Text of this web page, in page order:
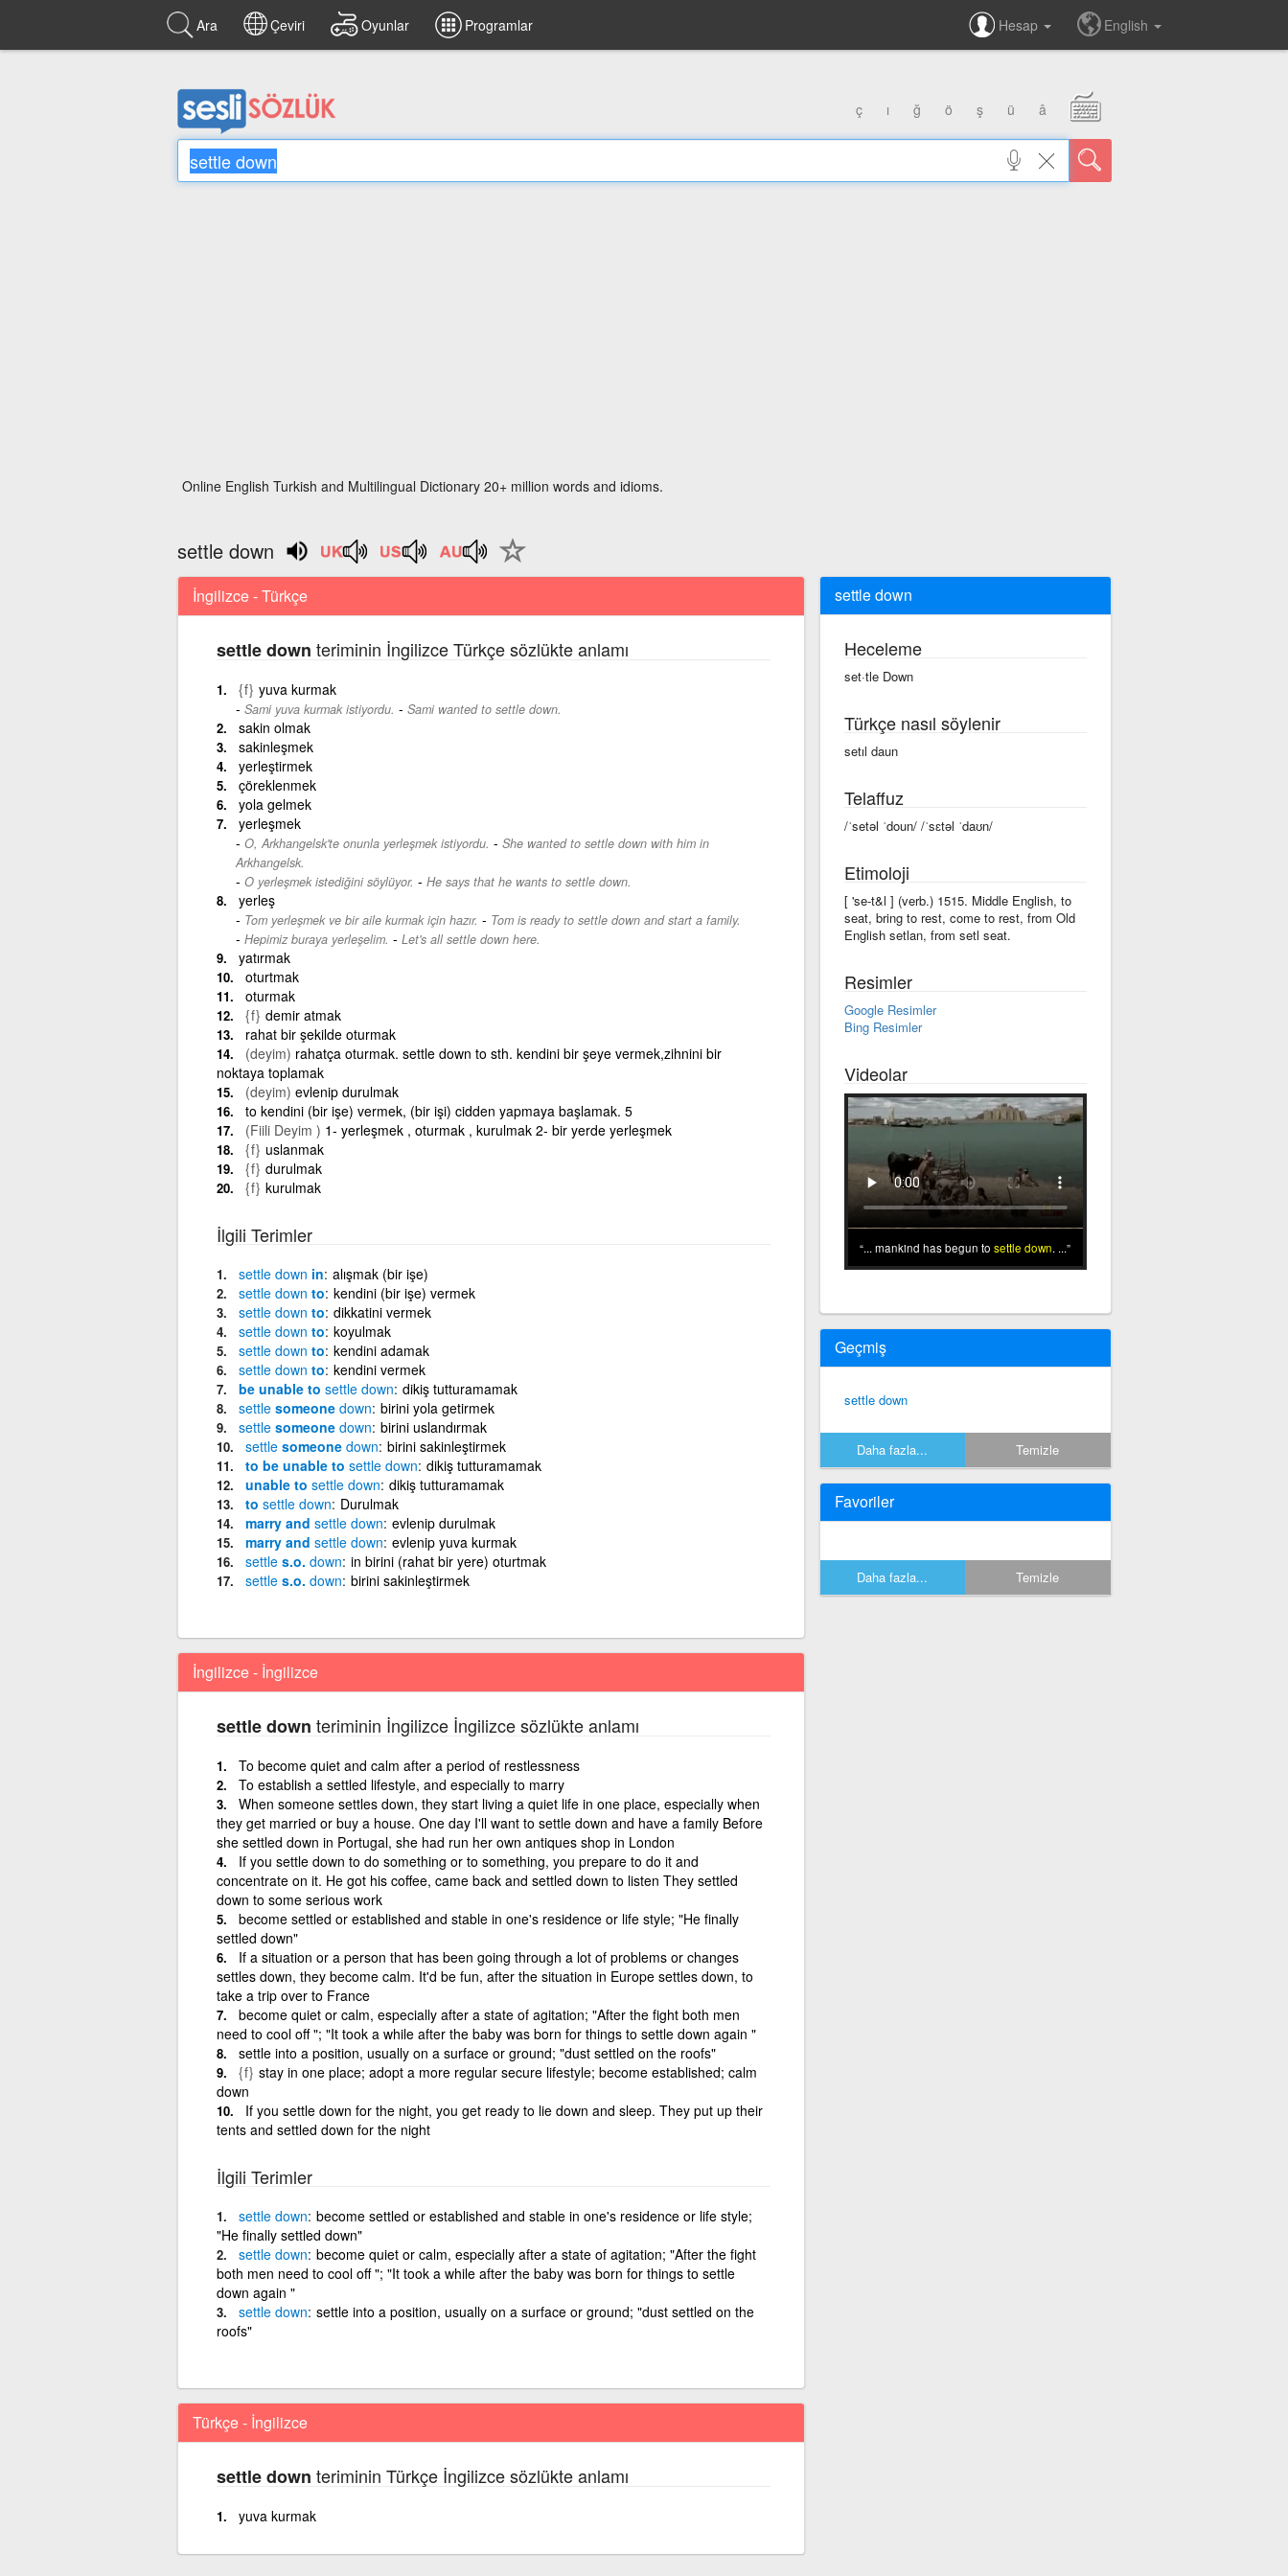
Ara Çeviri Oyunlar Programlar Hesap English
ç ı ğ ö ş ü â
Online English Turkish and Multilingual Dictionary 20+ million words and idioms.
settle down
İngilizce - Türkçe
settle down teriminin İngilizce Türkçe sözlükte anlamı
{f} yuva kurmak
Sami yuva kurmak istiyordu. - Sami wanted to settle down.
sakin olmak
sakinleşmek
yerleştirmek
çöreklenmek
yola gelmek
yerleşmek
O, Arkhangelsk'te onunla yerleşmek istiyordu. - She wanted to settle down with him in
Arkhangelsk.
O yerleşmek istediğini söylüyor. - He says that he wants to settle down.
yerleş
Tom yerleşmek ve bir aile kurmak için hazır. - Tom is ready to settle down and start a family.
Hepimiz buraya yerleşelim. - Let's all settle down here.
yatırmak
oturtmak
oturmak
{f} demir atmak
rahat bir şekilde oturmak
(deyim) rahatça oturmak. settle down to sth. kendini bir şeye vermek,zihnini bir
noktaya toplamak
(deyim) evlenip durulmak
to kendini (bir işe) vermek, (bir işi) cidden yapmaya başlamak. 5
(Fiili Deyim ) 1- yerleşmek , oturmak , kurulmak 2- bir yerde yerleşmek
{f} uslanmak
{f} durulmak
{f} kurulmak
İlgili Terimler
settle down in alışmak (bir işe)
settle down to kendini (bir işe) vermek
settle down to dikkatini vermek
settle down to koyulmak
settle down to kendini adamak
settle down to kendini vermek
be unable to settle down dikiş tutturamamak
settlesomeone down birini yola getirmek
settlesomeone down birini uslandırmak
settlesomeone down birini sakinleştirmek
to be unable to settle down dikiş tutturamamak
unable to settle down dikiş tutturamamak
to settle down Durulmak
marry and settle down evlenip durulmak
marry and settle down evlenip yuva kurmak
settles.o. down in birini (rahat bir yere) oturtmak
settles.o. down birini sakinleştirmek
İngilizce - İngilizce
settle down teriminin İngilizce İngilizce sözlükte anlamı
To become quiet and calm after a period of restlessness
To establish a settled lifestyle, and especially to marry
When someone settles down, they start living a quiet life in one place, especially when
they get married or buy a house. One day I'll want to settle down and have a family Before
she settled down in Portugal, she had run her own antiques shop in London
If you settle down to do something or to something, you prepare to do it and
concentrate on it. He got his coffee, came back and settled down to listen They settled
down to some serious work
become settled or established and stable in one's residence or life style; "He finally
settled down"
If a situation or a person that has been going through a lot of problems or changes
settles down, they become calm. It'd be fun, after the situation in Europe settles down, to
take a trip over to France
become quiet or calm, especially after a state of agitation; "After the fight both men
need to cool off "; "It took a while after the baby was born for things to settle down again "
settle into a position, usually on a surface or ground; "dust settled on the roofs"
{f} stay in one place; adopt a more regular secure lifestyle; become established; calm
down
If you settle down for the night, you get ready to lie down and sleep. They put up their
tents and settled down for the night
İlgili Terimler
settle down become settled or established and stable in one's residence or life style;
"He finally settled down"
settle down become quiet or calm, especially after a state of agitation; "After the fight
both men need to cool off "; "It took a while after the baby was born for things to settle
down again "
settle down settle into a position, usually on a surface or ground; "dust settled on the
roofs"
Türkçe - İngilizce
settle down teriminin Türkçe İngilizce sözlükte anlamı
yuva kurmak
settle down
Heceleme
set·tle Down
Türkçe nasıl söylenir
setıl daun
Telaffuz
/ˈsetəl ˈdoun/ /ˈsɛtəl ˈdaʊn/
Etimoloji
[ 'se-t&l ] (verb.) 1515. Middle English, to
seat, bring to rest, come to rest, from Old
English setlan, from setl seat.
Resimler
Google Resimler
Bing Resimler
Videolar
... mankind has begun to settle down. ...
Geçmiş
settle down
Daha fazla... Temizle
Favoriler
Daha fazla... Temizle